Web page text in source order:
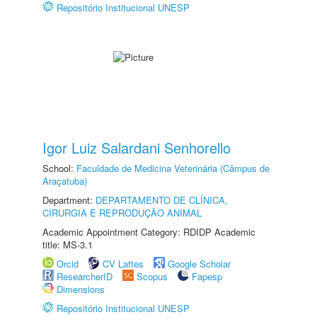
Repositório Institucional UNESP
Igor Luiz Salardani Senhorello
School: Faculdade de Medicina Veterinária (Câmpus de
Araçatuba)
Department: DEPARTAMENTO DE CLÍNICA,
CIRURGIA E REPRODUÇÃO ANIMAL
Academic Appointment Category: RDIDP Academic
title: MS-3.1
Orcid
CV Lattes
Google Scholar
ResearcherID
Scopus
Fapesp
Dimensions
Repositório Institucional UNESP